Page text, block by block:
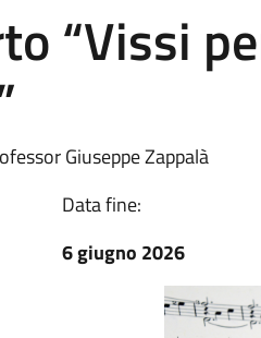
“Vissi
Giuseppe Zappalà
Data fine:
6 giugno 2026